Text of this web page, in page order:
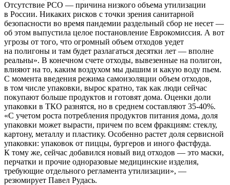
Отсутствие РСО — причина низкого объема утилизации
в России. Никаких рисков с точки зрения санитарной
безопасности во время пандемии раздельный сбор не несет —
об этом выпустила целое постановление Еврокомиссия. А вот
угрозы от того, что огромный объем отходов уедет
на полигоны и там будет разлагаться десятки лет — вполне
реальны». В конечном счете отходы, вывезенные на полигон,
влияют на то, каким воздухом мы дышим и какую воду пьем.
С момента введения режима самоизоляции объем отходов,
в том числе упаковки, вырос кратно, так как люди сейчас
покупают больше продуктов и готовят дома. Оценки доли
упаковки в ТКО разнятся, но в среднем составляют 35-40%.
«С учетом роста потребления продуктов питания дома, доля
упаковки может вырасти, причем по всем фракциям: стеклу,
картону, металлу и пластику. Особенно растет доля сервисной
упаковки: упаковок от пиццы, бургеров и иного фастфуда.
К тому же, сейчас добавился новый вид отходов — это маски,
перчатки и прочие одноразовые медицинские изделия,
требующие отдельного регламента утилизации», —
резюмирует Павел Рудась.